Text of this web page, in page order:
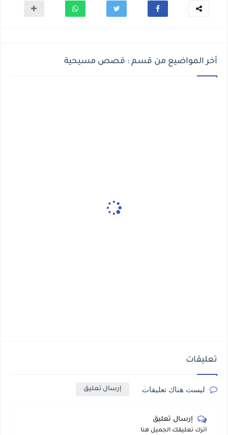
أخر المواضيع من قسم : قصص مسيحية
تعليقات
ليست هناك تعليقات إرسال تعليق
إرسال تعليق
أترك تعليقك الجميل هنا